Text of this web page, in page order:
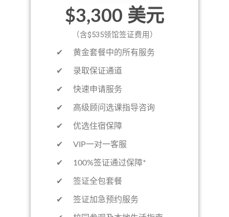
$3,300 美元
（含$535领馆签证费用）
​​✔ 黄金套餐中的所有服务
✔ 录取保证通道
✔ 快速申请服务
✔ 高级顾问选课指导咨询
✔ 优选住宿保障
✔ VIP一对一客服
✔ 100%签证通过保障*
✔ 签证全包套餐
✔ 签证加急预约服务